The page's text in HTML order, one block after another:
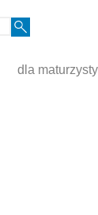
dla maturzysty